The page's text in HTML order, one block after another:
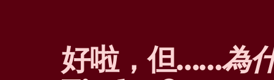
好啦，但……為